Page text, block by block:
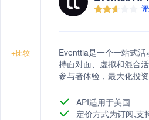
+比较
Eventtia是一个一站式
持面对面、虚拟和混合
参与者体验，最大化投资
API适用于美国
定价方式为订阅,支